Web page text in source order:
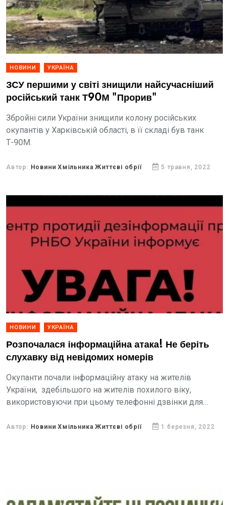
НОВИНИ УКРАЇНА
ЗСУ першими у світі знищили найсучасніший
російський танк Т90М "Прорив"
Збройні сили України знищили колону російських
окупантів у Харківській області, в її складі був танк
Т-90М.
Автор: Новини Хмільника Життєві обрії 5 травня, 2022
НОВИНИ УКРАЇНА
Розпочалася інформаційна атака! Не беріть
слухавку від невідомих номерів
Окупанти почали інформаційну атаку на жителів
України, здебільшого на жителів похилого віку,
використовуючи при цьому телефонні дзвінки для
Автор: Новини Хмільника Життєві обрії 1 березня, 2022